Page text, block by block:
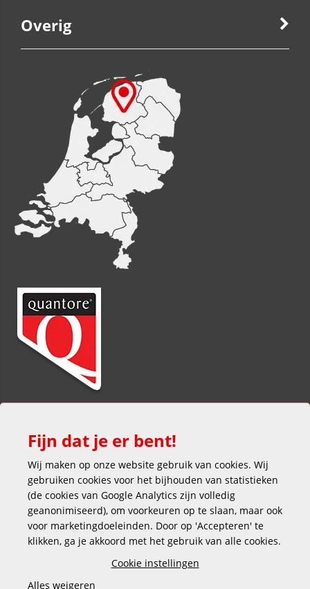
Overig
Veilig en gemakkelijk betalen
Fijn dat je er bent!
Wij maken op onze website gebruik van cookies. Wij
gebruiken cookies voor het bijhouden van statistieken
(de cookies van Google Analytics zijn volledig
geanonimiseerd), om voorkeuren op te slaan, maar ook
voor marketingdoeleinden. Door op 'Accepteren' te
klikken, ga je akkoord met het gebruik van alle cookies.
Cookie instellingen
Alles weigeren